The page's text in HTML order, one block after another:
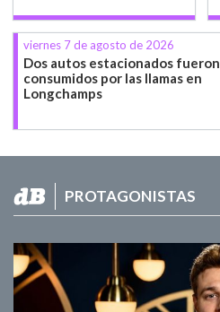
viernes 7 de agosto de 2026
Dos autos estacionados fueron
consumidos por las llamas en
Longchamps
PROTAGONISTAS